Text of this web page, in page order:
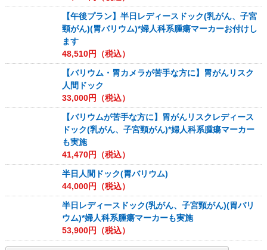
【午後プラン】半日レディースドック(乳がん、子宮
頸がん)(胃バリウム)*婦人科系腫瘍マーカーお付けし
ます
48,510円（税込）
【バリウム・胃カメラが苦手な方に】胃がんリスク
人間ドック
33,000円（税込）
【バリウムが苦手な方に】胃がんリスクレディース
ドック(乳がん、子宮頸がん)*婦人科系腫瘍マーカー
も実施
41,470円（税込）
半日人間ドック(胃バリウム)
44,000円（税込）
半日レディースドック(乳がん、子宮頸がん)(胃バリ
ウム)*婦人科系腫瘍マーカーも実施
53,900円（税込）